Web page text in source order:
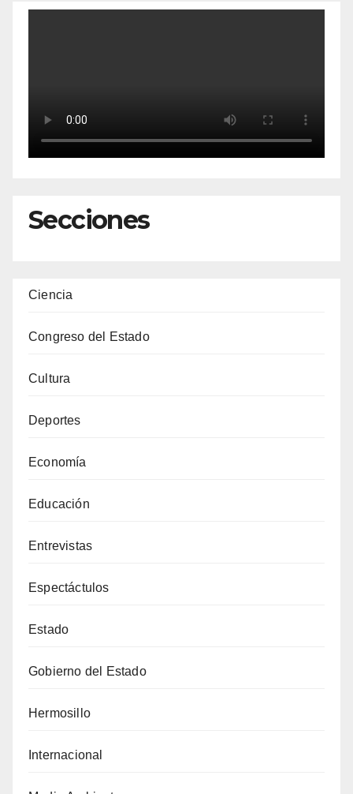
Secciones
Ciencia
Congreso del Estado
Cultura
Deportes
Economía
Educación
Entrevistas
Espectáctulos
Estado
Gobierno del Estado
Hermosillo
Internacional